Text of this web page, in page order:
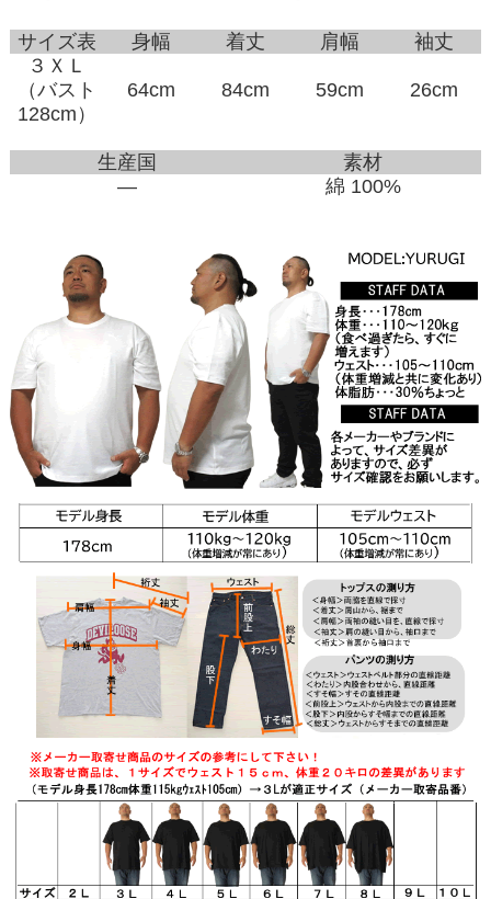
サイズ表 身幅 着丈 肩幅
袖丈
３ＸＬ
（バスト
128cm）
64cm 84cm 59cm 26cm
生産国
素材
―
綿 100%